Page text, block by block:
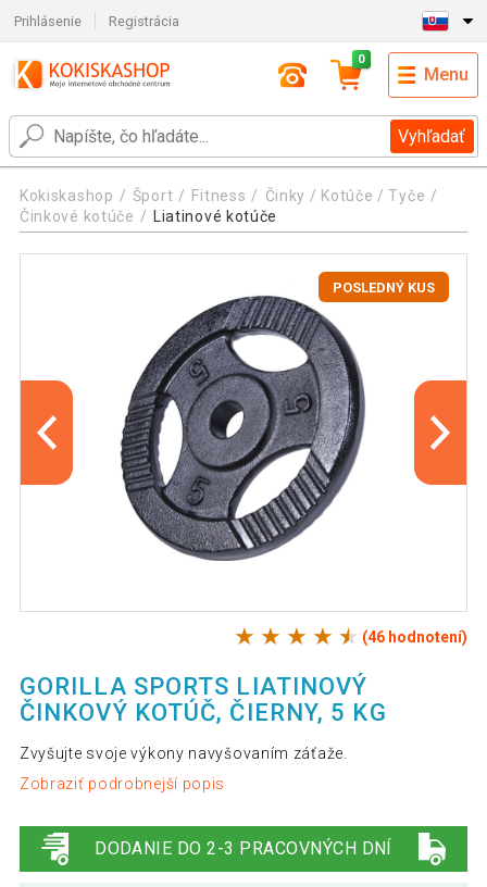
Prihlásenie Registrácia
Vyhľadať
0
Menu
Kokiskashop Šport Fitness
Činky / Kotúče / Tyče
Činkové kotúče
Liatinové kotúče
POSLEDNÝ KUS
(46 hodnotení)
GORILLA SPORTS LIATINOVÝ
ČINKOVÝ KOTÚČ, ČIERNY, 5 KG
Zvyšujte svoje výkony navyšovaním záťaže.
Zobraziť podrobnejší popis
DODANIE DO 2-3 PRACOVNÝCH DNÍ